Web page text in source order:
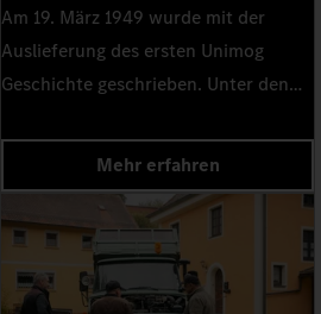
Am 19. März 1949 wurde mit der
Auslieferung des ersten Unimog
Geschichte geschrieben. Unter den
Schnapsbrennerei in Hößlinswart. Er
war auch einer der ersten, der mit
dem Alleskönner unvergessliche
Erinnerungen sammelte.
Mehr erfahren